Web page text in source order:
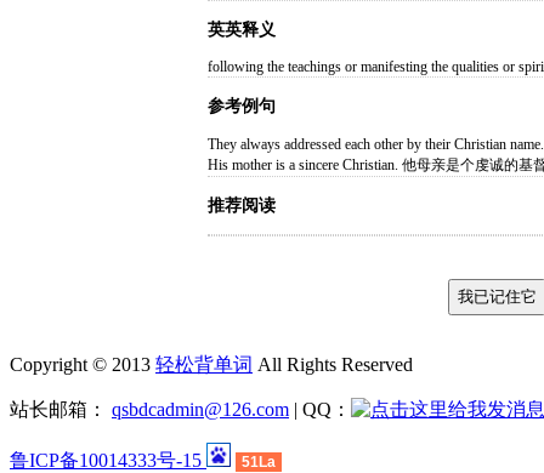
英英释义
following the teachings or manifesting the qualities or
参考例句
They always addressed each other by their Christian
His mother is a sincere Christian. 他母亲是个虔诚的基
推荐阅读
Copyright © 2013 轻松背单词 All Rights Reserved
站长邮箱： qsbdcadmin@126.com | QQ：
鲁ICP备10014333号-15 51La